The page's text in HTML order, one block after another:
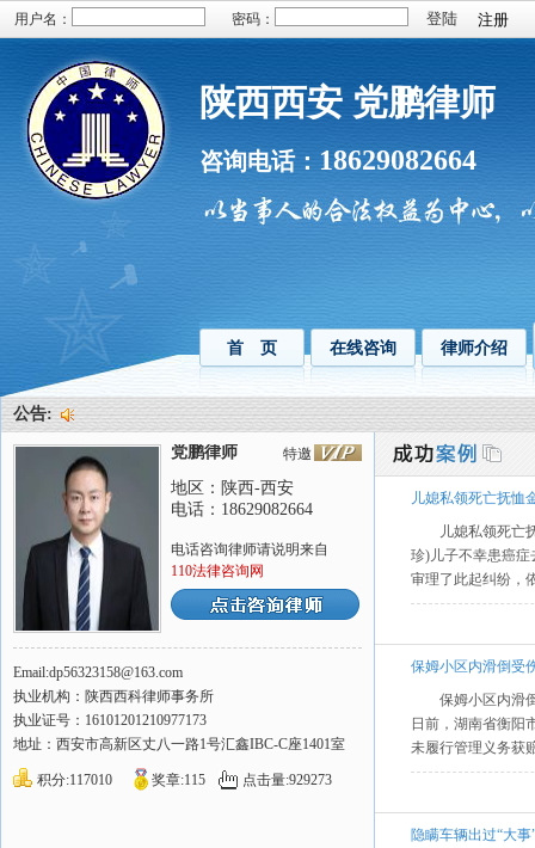
用户名： 密码： 注册
陕西西安 党鹏律师
咨询电话： 18629082664
首 页 在线咨询 律师介绍
公告:
儿媳私领死亡抚恤
儿媳私领死亡
珍)儿子不幸患癌症
审理了此起纠纷，
保姆小区内滑倒受
保姆小区内滑
日前，湖南省衡阳
未履行管理义务获
隐瞒车辆出过“大
特邀
党鹏律师
地区：陕西-西安
电话：18629082664
电话咨询律师请说明来自
110法律咨询网
Email:dp56323158@163.com
执业机构：陕西西科律师事务所
执业证号：16101201210977173
地址：西安市高新区丈八一路1号汇鑫IBC-C座1401室
积分:117010 奖章:115 点击量:929273